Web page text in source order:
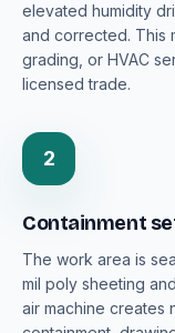
elevated humidity
and corrected. This
grading, or HVAC
licensed trade.
2
Containment
The work area is
mil poly sheeting
air machine creates